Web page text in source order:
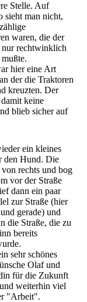
Stelle. Auf
sieht man nicht,
waren, die der
rechtwinklich
hier eine Art
der die Traktoren
kreuzten. Der
keine
blieb sicher auf
ein kleines
den Hund. Die
rechts und bog
vor der Straße
dann ein paar
zur Straße (hier
gerade) und
die Straße, die zu
bereits
sehr schönes
Olaf und
für die Zukunft
weiterhin viel
"Arbeit".